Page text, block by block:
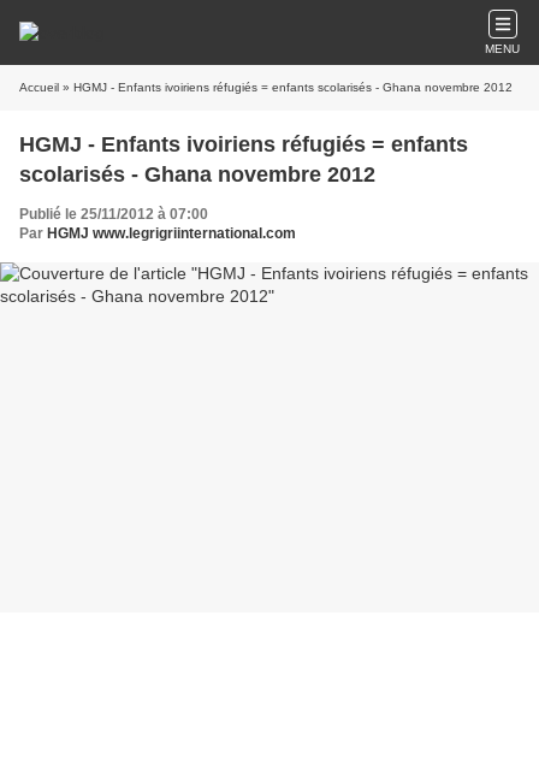
MENU
Accueil » HGMJ - Enfants ivoiriens réfugiés = enfants scolarisés - Ghana novembre 2012
HGMJ - Enfants ivoiriens réfugiés = enfants
scolarisés - Ghana novembre 2012
Publié le 25/11/2012 à 07:00
Par HGMJ www.legrigriinternational.com